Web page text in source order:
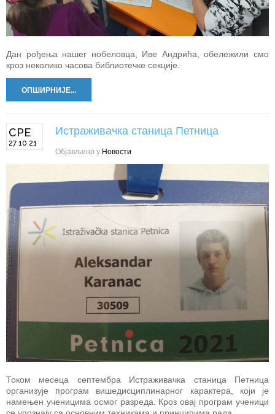
Дан рођења нашег нобеловца, Иве Андрића, обележили смо
кроз неколико часова библиотечке секције.
ОПШИРНИЈЕ...
СРЕ
27 10 21
Истраживачка станица Петница
Објављено у Новости
Током месеца септембра Истраживачка станица Петница
организује програм вишедисциплинарног карактера, који је
намењен ученицима осмог разреда. Кроз овај програм ученици